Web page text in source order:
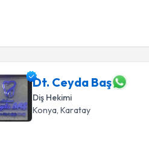
Dt. Ceyda Baş
Diş Hekimi
Konya, Karatay